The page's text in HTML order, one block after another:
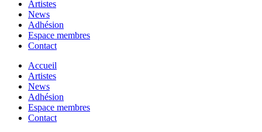
Artistes
News
Adhésion
Espace membres
Contact
Accueil
Artistes
News
Adhésion
Espace membres
Contact